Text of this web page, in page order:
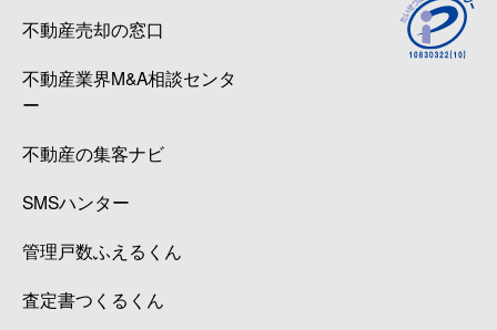
不動産売却の窓口
不動産業界M&A相談センタ
ー
不動産の集客ナビ
SMSハンター
管理戸数ふえるくん
査定書つくるくん